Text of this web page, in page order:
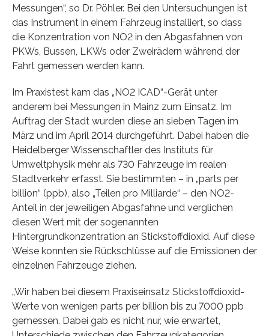
Messungen“, so Dr. Pöhler. Bei den Untersuchungen ist
das Instrument in einem Fahrzeug installiert, so dass
die Konzentration von NO2 in den Abgasfahnen von
PKWs, Bussen, LKWs oder Zweirädern während der
Fahrt gemessen werden kann.
Im Praxistest kam das „NO2 ICAD“-Gerät unter
anderem bei Messungen in Mainz zum Einsatz. Im
Auftrag der Stadt wurden diese an sieben Tagen im
März und im April 2014 durchgeführt. Dabei haben die
Heidelberger Wissenschaftler des Instituts für
Umweltphysik mehr als 730 Fahrzeuge im realen
Stadtverkehr erfasst. Sie bestimmten – in „parts per
billion“ (ppb), also „Teilen pro Milliarde“ – den NO2-
Anteil in der jeweiligen Abgasfahne und verglichen
diesen Wert mit der sogenannten
Hintergrundkonzentration an Stickstoffdioxid. Auf diese
Weise konnten sie Rückschlüsse auf die Emissionen der
einzelnen Fahrzeuge ziehen.
„Wir haben bei diesem Praxiseinsatz Stickstoffdioxid-
Werte von wenigen parts per billion bis zu 7000 ppb
gemessen. Dabei gab es nicht nur, wie erwartet,